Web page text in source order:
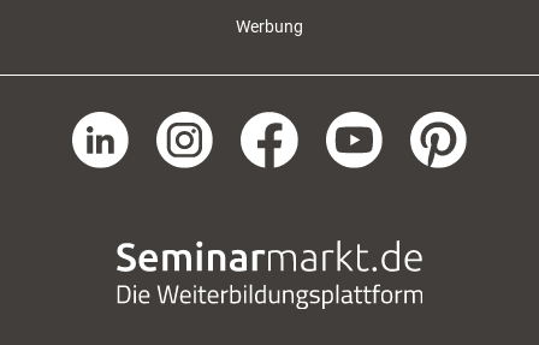
Werbung